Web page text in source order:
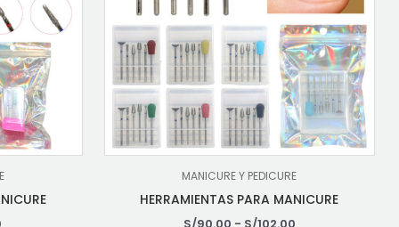
MANICURE Y PEDICURE
HERRAMIENTAS PARA MANICURE
S/90.00 - S/102.00